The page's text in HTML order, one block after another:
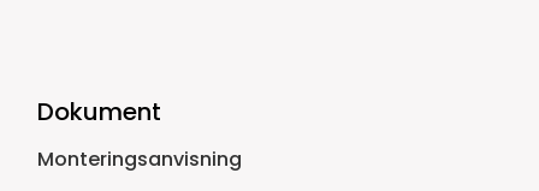
Dokument
Monteringsanvisning